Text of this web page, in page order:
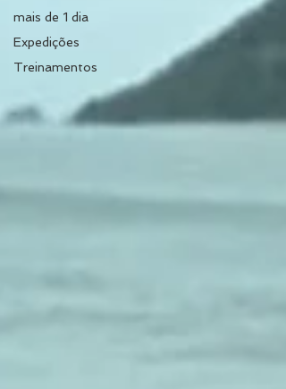
mais de 1 dia
Expedições
Treinamentos